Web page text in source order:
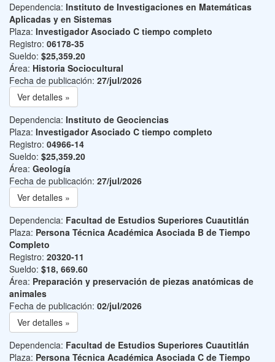
Dependencia: Instituto de Investigaciones en Matemáticas
Aplicadas y en Sistemas
Plaza: Investigador Asociado C tiempo completo
Registro: 06178-35
Sueldo: $25,359.20
Área: Historia Sociocultural
Fecha de publicación: 27/jul/2026
Ver detalles »
Dependencia: Instituto de Geociencias
Plaza: Investigador Asociado C tiempo completo
Registro: 04966-14
Sueldo: $25,359.20
Área: Geología
Fecha de publicación: 27/jul/2026
Ver detalles »
Dependencia: Facultad de Estudios Superiores Cuautitlán
Plaza: Persona Técnica Académica Asociada B de Tiempo
Completo
Registro: 20320-11
Sueldo: $18, 669.60
Área: Preparación y preservación de piezas anatómicas de
animales
Fecha de publicación: 02/jul/2026
Ver detalles »
Dependencia: Facultad de Estudios Superiores Cuautitlán
Plaza: Persona Técnica Académica Asociada C de Tiempo